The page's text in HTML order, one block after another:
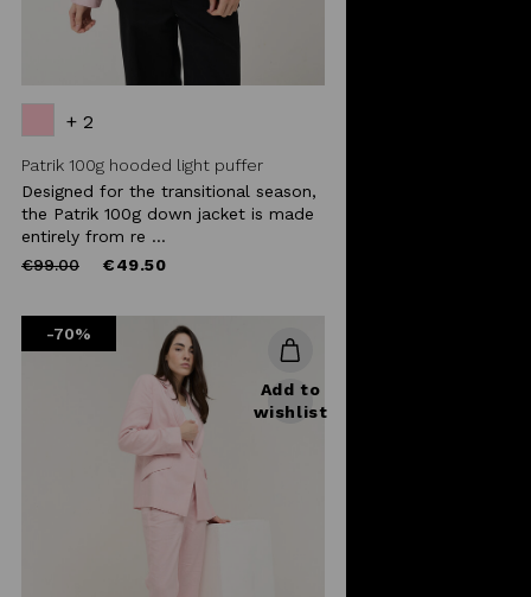
+ 2
Patrik 100g hooded light puffer
Designed for the transitional season,
the Patrik 100g down jacket is made
entirely from re ...
Price
€99.00to €49.50
-70%
Add to
wishlist